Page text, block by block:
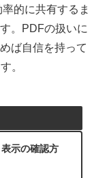
的に共有するま
。PDFの扱いに
ば自信を持って
。
示の確認方